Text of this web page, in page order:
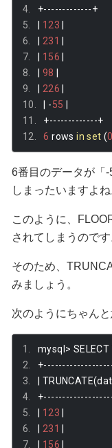
+-------------+
123
231
156
98
226
-55
+-------------+
6 rows in set (
6番目のデータが「
しまったいますよね
このように、
されてしまうのです
そのため、
みましょう。
次のようにちゃん
mysql > SELECT
TRUNCATE(
123
231
156